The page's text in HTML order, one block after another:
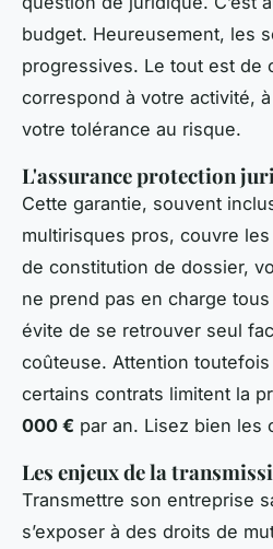
budget. Heureusement, les
progressives. Le tout est de
correspond à votre activité,
votre tolérance au risque.
L'assurance protection
Cette garantie, souvent
multirisques pros, couvre
de constitution de dossier,
ne prend pas en charge
évite de se retrouver seul
coûteuse. Attention
certains contrats limitent la
000 € par an. Lisez bien les
Les enjeux de la
Transmettre son entreprise
s’exposer à des droits de